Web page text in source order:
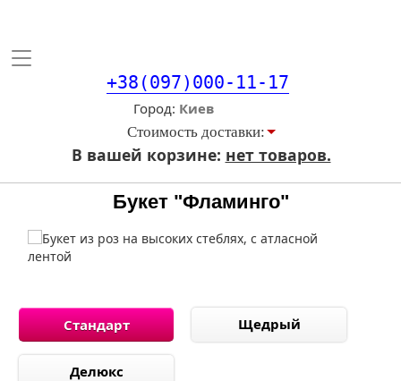
Toggle
+38(097)000-11-17
Город
Стоимость доставки:
В вашей корзине: нет товаров.
Букет "Фламинго"
Стандарт Щедрый
Делюкс